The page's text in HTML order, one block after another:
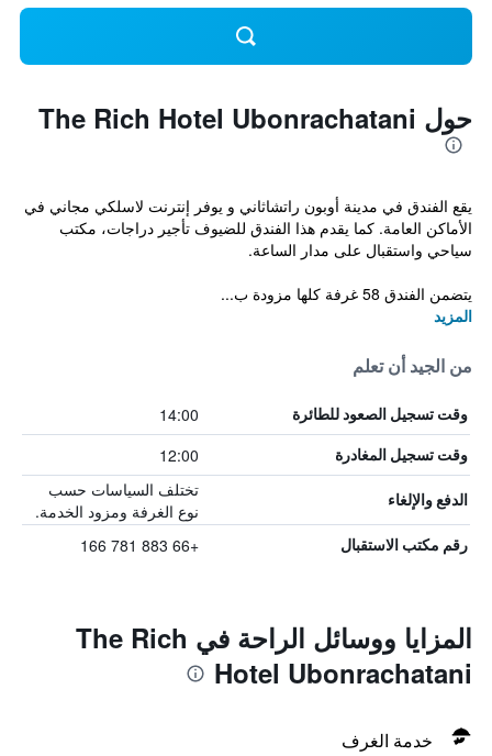
حول The Rich Hotel Ubonrachatani
يقع الفندق في مدينة أوبون راتشاثاني و يوفر إنترنت لاسلكي مجاني في
الأماكن العامة. كما يقدم هذا الفندق للضيوف تأجير دراجات، مكتب
سياحي واستقبال على مدار الساعة.
يتضمن الفندق 58 غرفة كلها مزودة ب...
المزيد
من الجيد أن تعلم
وقت تسجيل الصعود للطائرة 14:00
وقت تسجيل المغادرة 12:00
الدفع والإلغاء
تختلف السياسات حسب
نوع الغرفة ومزود الخدمة.
رقم مكتب الاستقبال +66 883 781 166
المزايا ووسائل الراحة في The Rich
Hotel Ubonrachatani
خدمة الغرف